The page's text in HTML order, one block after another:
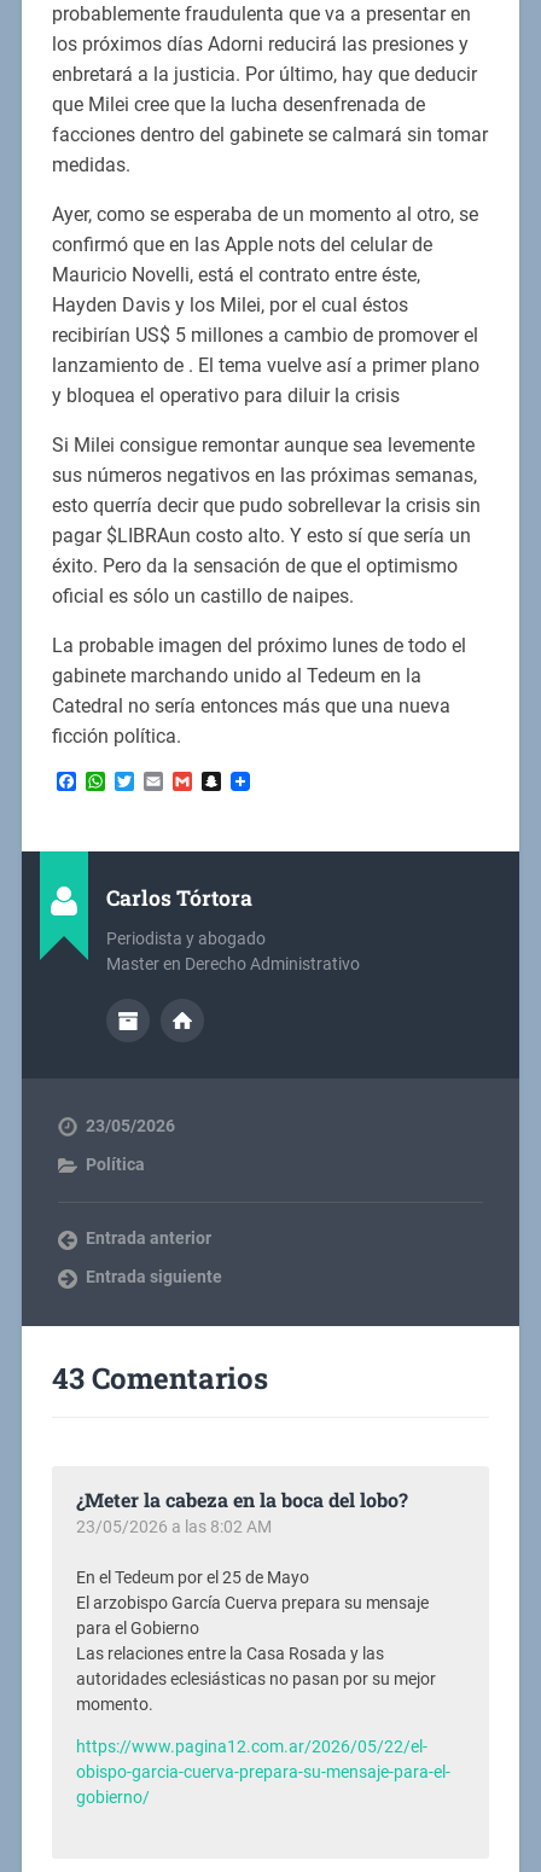
probablemente fraudulenta que va a presentar en
los próximos días Adorni reducirá las presiones y
enbretará a la justicia. Por último, hay que deducir
que Milei cree que la lucha desenfrenada de
facciones dentro del gabinete se calmará sin tomar
medidas.
Ayer, como se esperaba de un momento al otro, se
confirmó que en las Apple nots del celular de
Mauricio Novelli, está el contrato entre éste,
Hayden Davis y los Milei, por el cual éstos
recibirían US$ 5 millones a cambio de promover el
lanzamiento de . El tema vuelve así a primer plano
y bloquea el operativo para diluir la crisis
Si Milei consigue remontar aunque sea levemente
sus números negativos en las próximas semanas,
esto querría decir que pudo sobrellevar la crisis sin
pagar $LIBRAun costo alto. Y esto sí que sería un
éxito. Pero da la sensación de que el optimismo
oficial es sólo un castillo de naipes.
La probable imagen del próximo lunes de todo el
gabinete marchando unido al Tedeum en la
Catedral no sería entonces más que una nueva
ficción política.
Facebook
WhatsApp
Twitter
EmailGmailSnapchat
Carlos Tórtora
Periodista y abogado
Master en Derecho Administrativo
23/05/2026
Política
Entrada anterior
Entrada siguiente
43 Comentarios
¿Meter la cabeza en la boca del lobo?
23/05/2026 a las 8:02 AM
En el Tedeum por el 25 de Mayo
El arzobispo García Cuerva prepara su mensaje
para el Gobierno
Las relaciones entre la Casa Rosada y las
autoridades eclesiásticas no pasan por su mejor
momento.
https://www.pagina12.com.ar/2026/05/22/el-
obispo-garcia-cuerva-prepara-su-mensaje-para-el-
gobierno/